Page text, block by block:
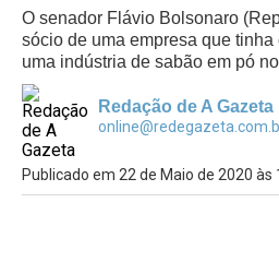
O senador Flávio Bolsonaro
sócio de uma empresa que
uma indústria de sabão em pó
Redação de A Gazeta
Publicado em 22 de Maio de 2020 às